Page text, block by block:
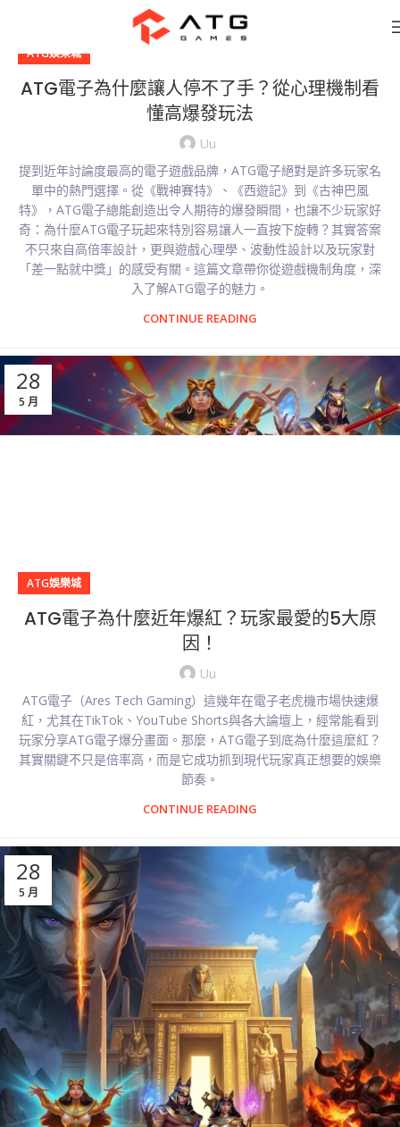
ATG娛樂城
ATG電子為什麼讓人停不了手？從心理機制看
懂高爆發玩法
Uu
提到近年討論度最高的電子遊戲品牌，ATG電子絕對是許多玩家名
單中的熱門選擇。從《戰神賽特》、《西遊記》到《古神巴風
特》，ATG電子總能創造出令人期待的爆發瞬間，也讓不少玩家好
奇：為什麼ATG電子玩起來特別容易讓人一直按下旋轉？其實答案
不只來自高倍率設計，更與遊戲心理學、波動性設計以及玩家對
「差一點就中獎」的感受有關。這篇文章帶你從遊戲機制角度，深
入了解ATG電子的魅力。
CONTINUE READING
28
5 月
ATG娛樂城
ATG電子為什麼近年爆紅？玩家最愛的5大原
因！
Uu
ATG電子（Ares Tech Gaming）這幾年在電子老虎機市場快速爆
紅，尤其在TikTok、YouTube Shorts與各大論壇上，經常能看到
玩家分享ATG電子爆分畫面。那麼，ATG電子到底為什麼這麼紅？
其實關鍵不只是倍率高，而是它成功抓到現代玩家真正想要的娛樂
節奏。
CONTINUE READING
28
5 月